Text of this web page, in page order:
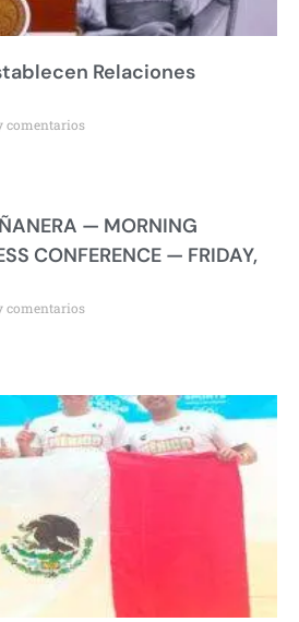
Relaciones
comentarios
— MORNING
CONFERENCE — FRIDAY,
comentarios